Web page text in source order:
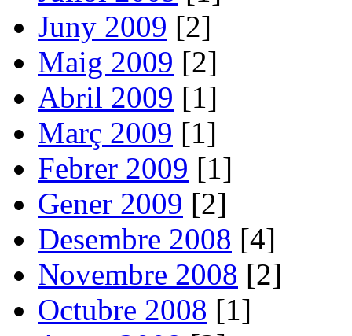
Juny 2009 [2]
Maig 2009 [2]
Abril 2009 [1]
Març 2009 [1]
Febrer 2009 [1]
Gener 2009 [2]
Desembre 2008 [4]
Novembre 2008 [2]
Octubre 2008 [1]